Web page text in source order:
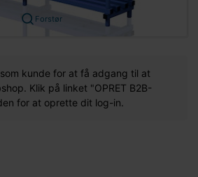
Forstør
kunde for at få adgang til at
Klik på linket "OPRET B2B-
for at oprette dit log-in.